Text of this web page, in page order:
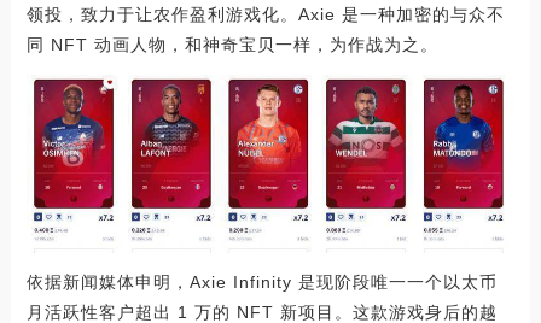
领投，致力于让农作盈利游戏化。Axie 是一种加密的与众不
同 NFT 动画人物，和神奇宝贝一样，为作战为之。
依据新闻媒体申明，Axie Infinity 是现阶段唯一一个以太币
月活跃性客户超出 1 万的 NFT 新项目。这款游戏身后的越